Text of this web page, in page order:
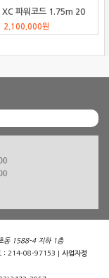
파워코드 1.75m 20
암페어
2,100,000원
동 1588-4 지하 1층
호 : 214-08-97153 |사업자정